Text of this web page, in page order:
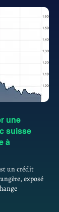
une
suisse
à
un crédit
exposé